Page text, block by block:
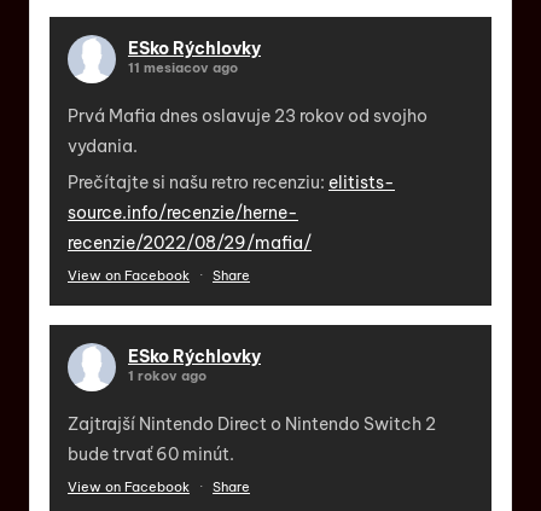
ESko Rýchlovky
11 mesiacov ago
Prvá Mafia dnes oslavuje 23 rokov od svojho
vydania.
Prečítajte si našu retro recenziu: elitists-
source.info/recenzie/herne-
recenzie/2022/08/29/mafia/
View on Facebook · Share
ESko Rýchlovky
1 rokov ago
Zajtrajší Nintendo Direct o Nintendo Switch 2
bude trvať 60 minút.
View on Facebook · Share